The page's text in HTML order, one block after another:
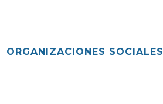
ORGANIZACIONES SOCIALES